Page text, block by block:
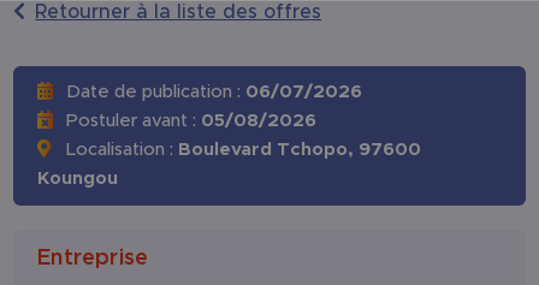
Retourner à la liste des offres
Date de publication : 06/07/2026
Postuler avant : 05/08/2026
Localisation : Boulevard Tchopo, 97600
Koungou
Entreprise